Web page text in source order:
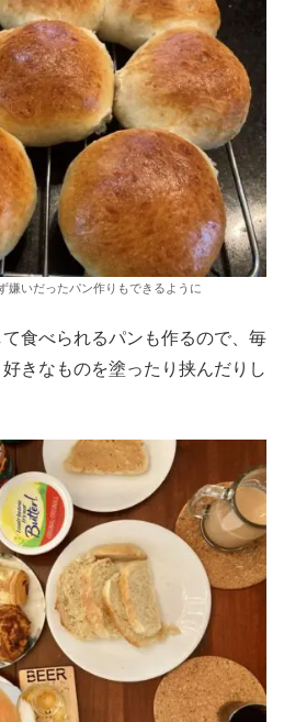
嫌いだったパン作りもできるように
食べられるパンも作るので、毎
きなものを塗ったり挟んだりし